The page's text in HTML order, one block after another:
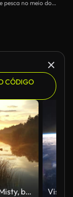
pesca no meio do
CÓDIGO
AÉREO Rio Misty, brilhando no sol nascente